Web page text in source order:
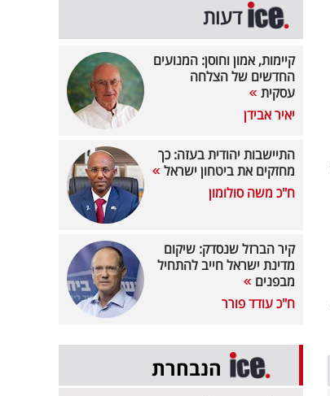
דעות
קיימות, אמון וחוסן: המנועים
החדשים של הצלחה
עסקית
יאיר אבידן
התיישבות יהודית בעזה: כך
מחזקים את ביטחון ישראל
ח"כ משה סולומון
קיר הברזל שנסדק: שיקום
מדינת ישראל חייב להתחיל
מבפנים
ח"כ עודד פורר
הנבחרת